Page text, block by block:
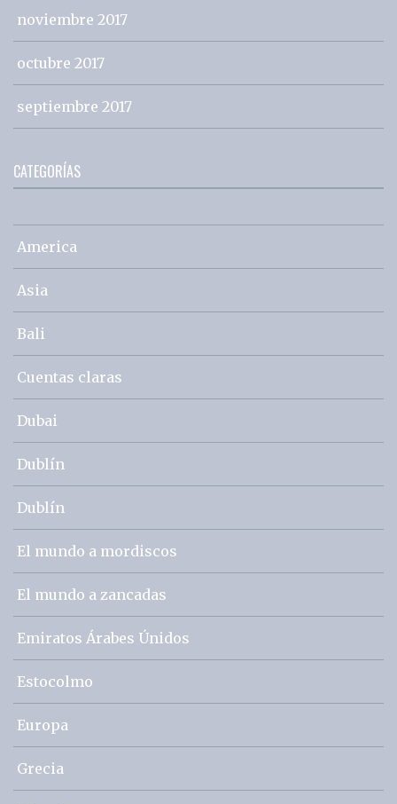
noviembre 2017
octubre 2017
septiembre 2017
CATEGORÍAS
America
Asia
Bali
Cuentas claras
Dubai
Dublín
Dublín
El mundo a mordiscos
El mundo a zancadas
Emiratos Árabes Únidos
Estocolmo
Europa
Grecia